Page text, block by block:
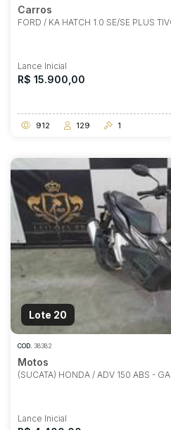
Carros
FORD / KA HATCH 1.0 SE/SE PLUS
Lance Inicial
R$ 15.900,00
912 129 1
Lote 20
COD. 38382
Motos
(SUCATA) HONDA / ADV 150 ABS -
Lance Inicial